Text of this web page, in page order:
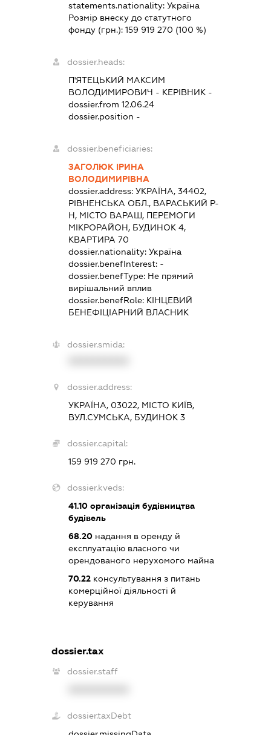
statements.nationality:Україна
Розмір внеску до статутного
фонду (грн.):159 919 270 (100 %)
dossier.heads:
П'ЯТЕЦЬКИЙ МАКСИМ
ВОЛОДИМИРОВИЧ - КЕРІВНИК -
dossier.from 12.06.24
dossier.position -
dossier.beneficiaries:
ЗАГОЛЮК ІРИНА
ВОЛОДИМИРІВНА
dossier.address:УКРАЇНА, 34402,
РІВНЕНСЬКА ОБЛ., ВАРАСЬКИЙ Р-
Н, МІСТО ВАРАШ, ПЕРЕМОГИ
МІКРОРАЙОН, БУДИНОК 4,
КВАРТИРА 70
dossier.nationality:Україна
dossier.benefInterest: -
dossier.benefType: Не прямий
вирішальний вплив
dossier.benefRole: КІНЦЕВИЙ
БЕНЕФІЦІАРНИЙ ВЛАСНИК
dossier.smida:
dossier.address:
УКРАЇНА, 03022, МІСТО КИЇВ,
ВУЛ.СУМСЬКА, БУДИНОК 3
dossier.capital:
159 919 270 грн.
dossier.kveds:
41.10 організація будівництва
будівель
68.20 надання в оренду й
експлуатацію власного чи
орендованого нерухомого майна
70.22 консультування з питань
комерційної діяльності й
керування
dossier.tax
dossier.staff
dossier.taxDebt